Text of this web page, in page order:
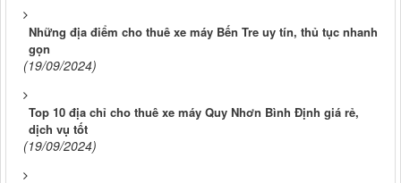
Những địa điểm cho thuê xe máy Bến Tre uy tín, thủ tục nhanh
gọn
(19/09/2024)
Top 10 địa chỉ cho thuê xe máy Quy Nhơn Bình Định giá rẻ,
dịch vụ tốt
(19/09/2024)